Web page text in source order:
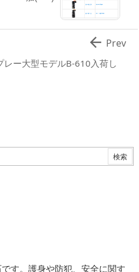
レー大型モデルB-610入荷し
 Prev
す。護身や防犯、安全に関す